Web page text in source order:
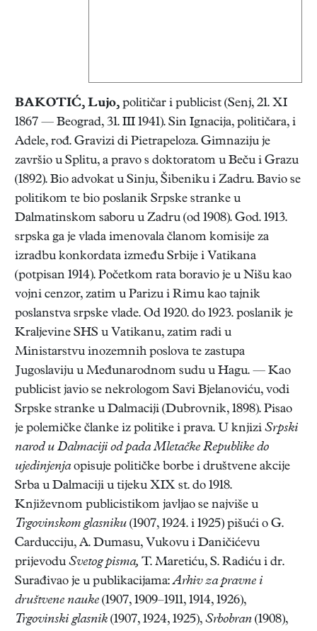
BAKOTIĆ, Lujo, političar i publicist (Senj, 21. XI
1867 — Beograd, 31. III 1941). Sin Ignacija, političara, i
Adele, rođ. Gravizi di Pietrapeloza. Gimnaziju je
završio u Splitu, a pravo s doktoratom u Beču i Grazu
(1892). Bio advokat u Sinju, Šibeniku i Zadru. Bavio se
politikom te bio poslanik Srpske stranke u
Dalmatinskom saboru u Zadru (od 1908). God. 1913.
srpska ga je vlada imenovala članom komisije za
izradbu konkordata između Srbije i Vatikana
(potpisan 1914). Početkom rata boravio je u Nišu kao
vojni cenzor, zatim u Parizu i Rimu kao tajnik
poslanstva srpske vlade. Od 1920. do 1923. poslanik je
Kraljevine SHS u Vatikanu, zatim radi u
Ministarstvu inozemnih poslova te zastupa
Jugoslaviju u Međunarodnom sudu u Hagu. — Kao
publicist javio se nekrologom Savi Bjelanoviću, vodi
Srpske stranke u Dalmaciji (Dubrovnik, 1898). Pisao
je polemičke članke iz politike i prava. U knjizi Srpski
narod u Dalmaciji od pada Mletačke Republike do
ujedinjenjaopisuje političke borbe i društvene akcije
Srba u Dalmaciji u tijeku XIX st. do 1918.
Književnom publicistikom javljao se najviše u
Trgovinskom glasniku (1907, 1924. i 1925) pišući o G.
Carducciju, A. Dumasu, Vukovu i Daničićevu
prijevodu Svetog pisma, T. Maretiću, S. Radiću i dr.
Surađivao je u publikacijama:Arhiv za pravne i
društvene nauke (1907, 1909–1911, 1914, 1926),
Trgovinski glasnik (1907, 1924, 1925), Srbobran (1908),